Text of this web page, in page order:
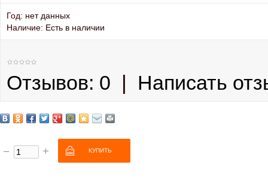
Год: нет данных
Наличие: Есть в наличии
Отзывов: 0 | Написать